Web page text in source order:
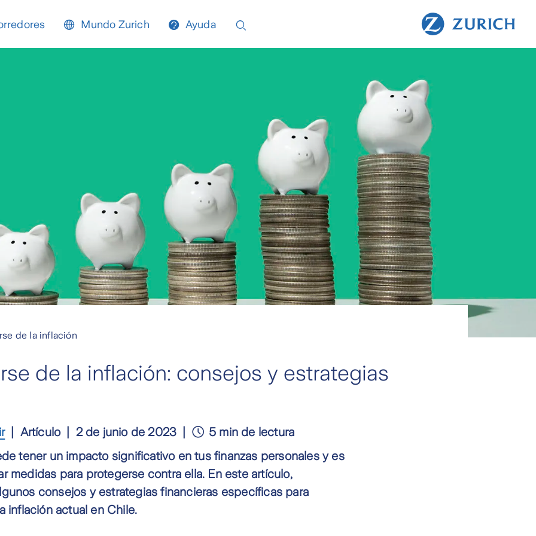
Mundo Zurich Ayuda
de la inflación
de la inflación: consejos y estrategias
Artículo 2 de junio de 2023
5 min de lectura
tener un impacto significativo en tus finanzas personales y es
medidas para protegerse contra ella. En este artículo,
consejos y estrategias financieras específicas para
inflación actual en Chile.